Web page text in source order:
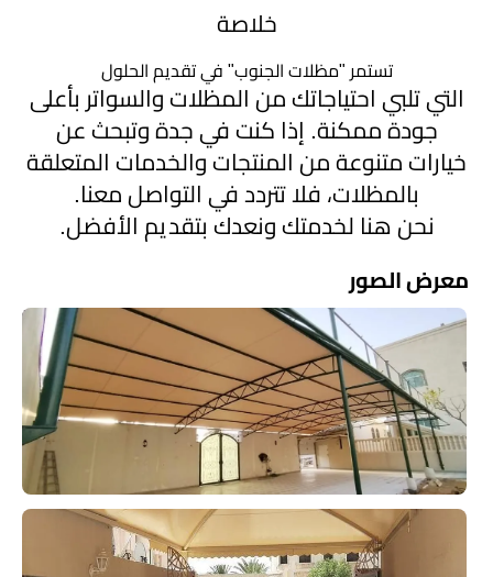
خلاصة
تستمر "مظلات الجنوب" في تقديم الحلول
التي تلبي احتياجاتك من المظلات والسواتر بأعلى
جودة ممكنة. إذا كنت في جدة وتبحث عن
خيارات متنوعة من المنتجات والخدمات المتعلقة
بالمظلات، فلا تتردد في التواصل معنا.
نحن هنا لخدمتك ونعدك بتقديم الأفضل.
معرض الصور